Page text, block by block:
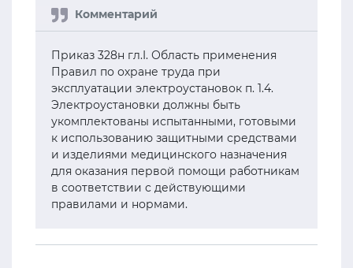
Приказ 328н гл.I. Область применения
Правил по охране труда при
эксплуатации электроустановок п. 1.4.
Электроустановки должны быть
укомплектованы испытанными, готовыми
к использованию защитными средствами
и изделиями медицинского назначения
для оказания первой помощи работникам
в соответствии с действующими
правилами и нормами.